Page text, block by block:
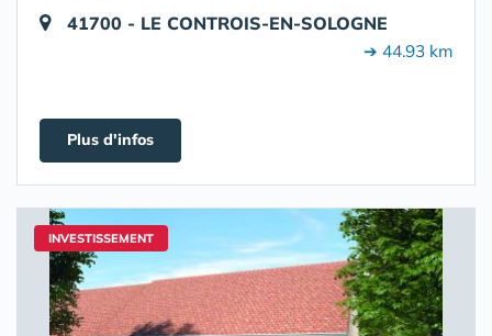
41700 - LE CONTROIS-EN-SOLOGNE
➔ 44.93 km
Plus d'infos
INVESTISSEMENT